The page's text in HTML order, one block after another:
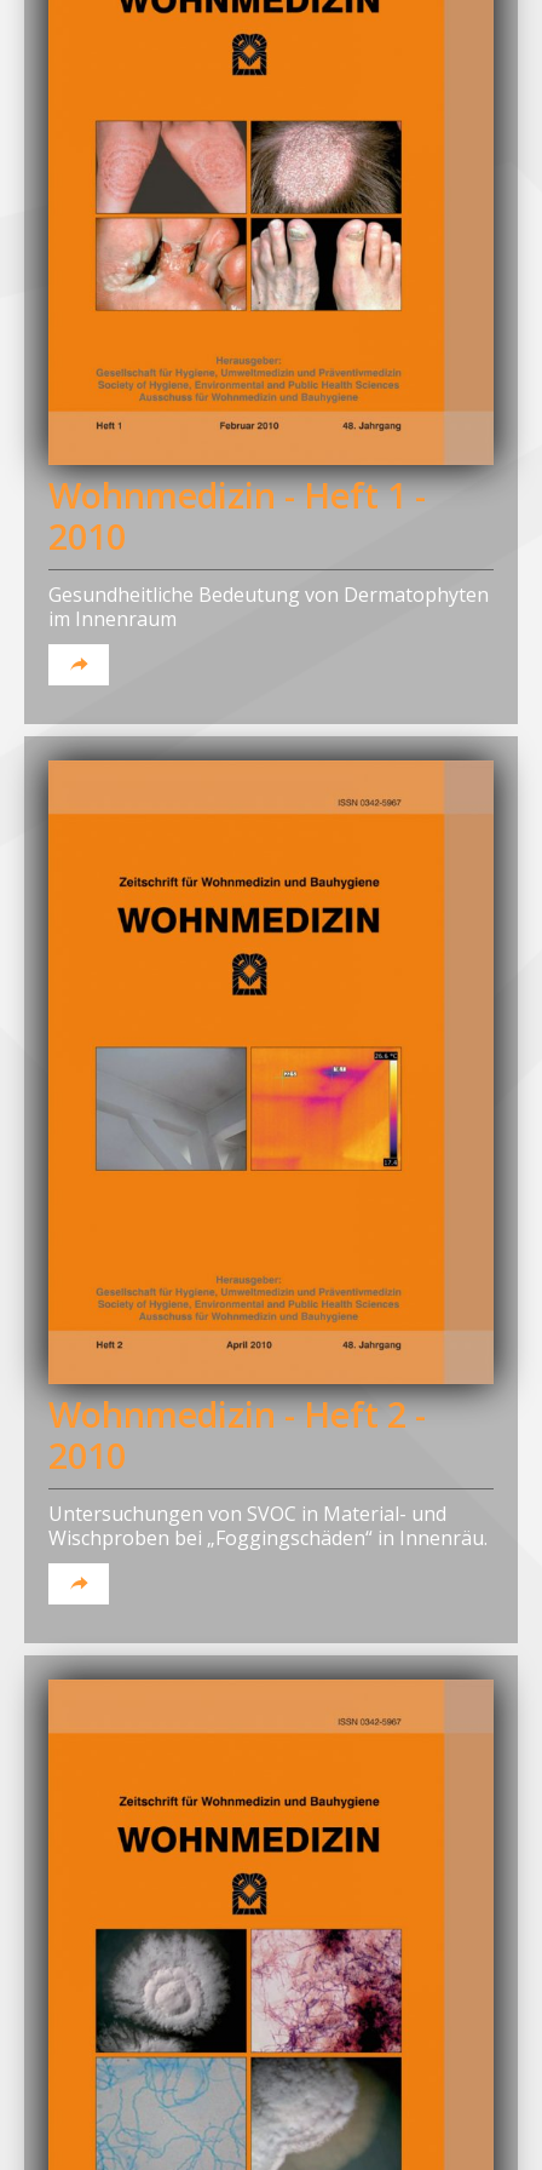
Wohnmedizin - Heft 1 -
2010
Gesundheitliche Bedeutung von Dermatophyten
im Innenraum
Wohnmedizin - Heft 2 -
2010
Untersuchungen von SVOC in Material- und
Wischproben bei „Foggingschäden“ in Innenräu.